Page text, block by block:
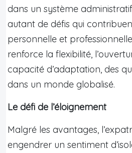
dans un système
autant de défis qui
personnelle et
renforce la flexibilité,
capacité d’adaptation, des
dans un monde globalisé.
Le défi de l’éloignement
Malgré les avantages,
engendrer un sentiment